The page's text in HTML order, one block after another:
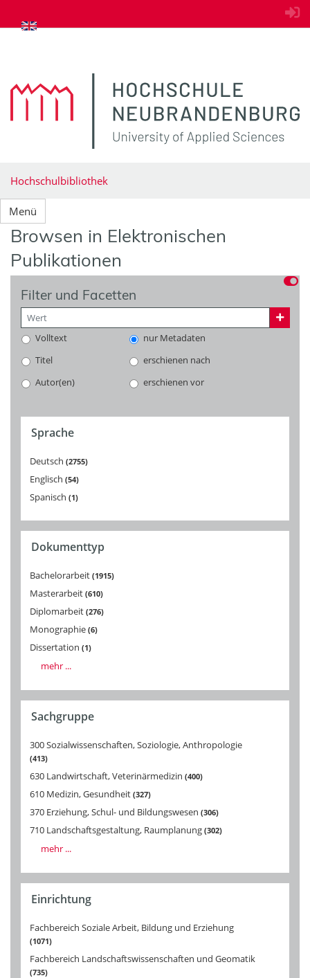
zum Inhalt springen
Hochschulbibliothek
Menü
Browsen in Elektronischen
Publikationen
Filter und Facetten
Volltext
nur Metadaten
Titel
erschienen nach
Autor(en)
erschienen vor
Sprache
Deutsch 2755
Englisch 54
Spanisch 1
Dokumenttyp
Bachelorarbeit 1915
Masterarbeit 610
Diplomarbeit 276
Monographie 6
Dissertation 1
mehr ...
Sachgruppe
300 Sozialwissenschaften, Soziologie, Anthropologie
413
630 Landwirtschaft, Veterinärmedizin 400
610 Medizin, Gesundheit 327
370 Erziehung, Schul- und Bildungswesen 306
710 Landschaftsgestaltung, Raumplanung 302
mehr ...
Einrichtung
Fachbereich Soziale Arbeit, Bildung und Erziehung
1071
Fachbereich Landschaftswissenschaften und Geomatik
735